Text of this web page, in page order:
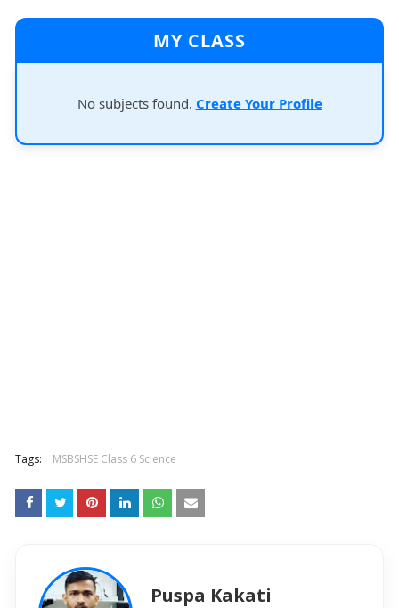
MY CLASS
No subjects found. Create Your Profile
Tags: MSBSHSE Class 6 Science
Puspa Kakati